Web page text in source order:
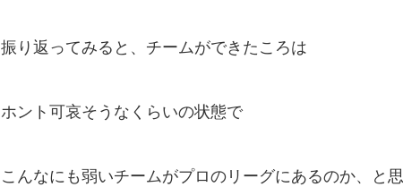
振り返ってみると、チームができたころは
ホント可哀そうなくらいの状態で
こんなにも弱いチームがプロのリーグにあるのか、と